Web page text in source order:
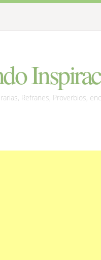
Refranes, Proverbios,